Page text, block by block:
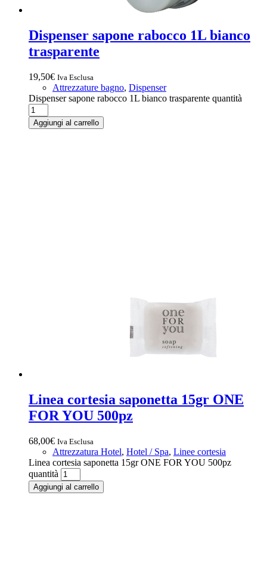
Dispenser sapone rabocco 1L bianco
trasparente
19,50€ Iva Esclusa
Attrezzature bagno, Dispenser
Dispenser sapone rabocco 1L bianco trasparente quantità
Aggiungi al carrello
Linea cortesia saponetta 15gr ONE
FOR YOU 500pz
68,00€ Iva Esclusa
Attrezzatura Hotel, Hotel / Spa, Linee cortesia
Linea cortesia saponetta 15gr ONE FOR YOU 500pz
quantità
Aggiungi al carrello